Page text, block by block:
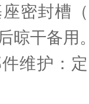
密封槽
晾干备用
护：定